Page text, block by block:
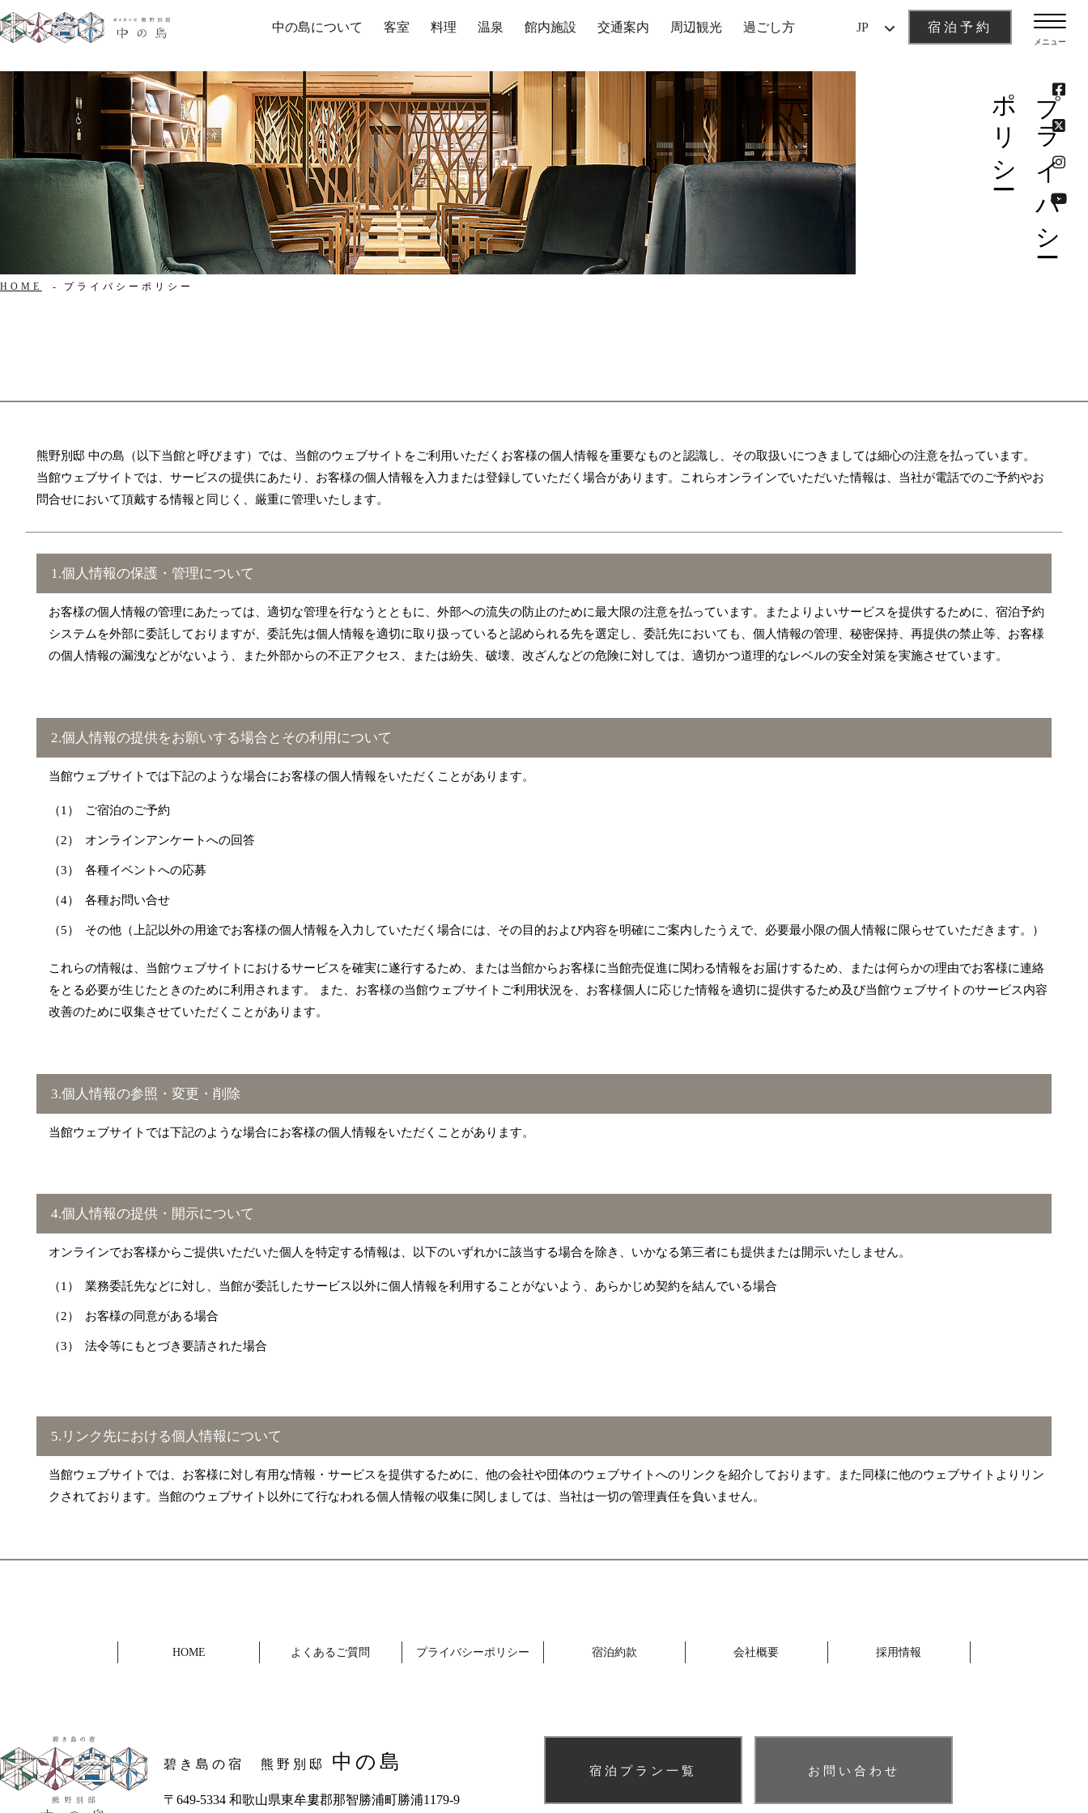
中の島について 客室 料理 温泉 館内施設 交通案内 周辺観光 過ごし方 JP 宿泊予約
メニュー
プライバシー
ポリシー
HOME プライバシーポリシー
熊野別邸 中の島（以下当館と呼びます）では、当館のウェブサイトをご利用いただくお客様の個人情報を重要なものと認識し、その取扱いにつきましては細心の注意を払っています。
当館ウェブサイトでは、サービスの提供にあたり、お客様の個人情報を入力または登録していただく場合があります。これらオンラインでいただいた情報は、当社が電話でのご予約やお
問合せにおいて頂戴する情報と同じく、厳重に管理いたします。
1.個人情報の保護・管理について
お客様の個人情報の管理にあたっては、適切な管理を行なうとともに、外部への流失の防止のために最大限の注意を払っています。またよりよいサービスを提供するために、宿泊予約
システムを外部に委託しておりますが、委託先は個人情報を適切に取り扱っていると認められる先を選定し、委託先においても、個人情報の管理、秘密保持、再提供の禁止等、お客様
の個人情報の漏洩などがないよう、また外部からの不正アクセス、または紛失、破壊、改ざんなどの危険に対しては、適切かつ道理的なレベルの安全対策を実施させています。
2.個人情報の提供をお願いする場合とその利用について
当館ウェブサイトでは下記のような場合にお客様の個人情報をいただくことがあります。
ご宿泊のご予約
オンラインアンケートへの回答
各種イベントへの応募
各種お問い合せ
その他（上記以外の用途でお客様の個人情報を入力していただく場合には、その目的および内容を明確にご案内したうえで、必要最小限の個人情報に限らせていただきます。）
これらの情報は、当館ウェブサイトにおけるサービスを確実に遂行するため、または当館からお客様に当館売促進に関わる情報をお届けするため、または何らかの理由でお客様に連絡
をとる必要が生じたときのために利用されます。 また、お客様の当館ウェブサイトご利用状況を、お客様個人に応じた情報を適切に提供するため及び当館ウェブサイトのサービス内容
改善のために収集させていただくことがあります。
3.個人情報の参照・変更・削除
当館ウェブサイトでは下記のような場合にお客様の個人情報をいただくことがあります。
4.個人情報の提供・開示について
オンラインでお客様からご提供いただいた個人を特定する情報は、以下のいずれかに該当する場合を除き、いかなる第三者にも提供または開示いたしません。
業務委託先などに対し、当館が委託したサービス以外に個人情報を利用することがないよう、あらかじめ契約を結んでいる場合
お客様の同意がある場合
法令等にもとづき要請された場合
5.リンク先における個人情報について
当館ウェブサイトでは、お客様に対し有用な情報・サービスを提供するために、他の会社や団体のウェブサイトへのリンクを紹介しております。また同様に他のウェブサイトよりリン
クされております。当館のウェブサイト以外にて行なわれる個人情報の収集に関しましては、当社は一切の管理責任を負いません。
HOME よくあるご質問 プライバシーポリシー 宿泊約款 会社概要 採用情報
碧き島の宿 熊野別邸 中の島
〒649-5334 和歌山県東牟婁郡那智勝浦町勝浦1179-9
宿泊プラン一覧 お問い合わせ